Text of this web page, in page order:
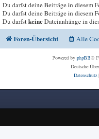
Du darfst deine Beiträge in diesem
Du darfst deine Beiträge in diesem
Du darfstkeineDateianhänge in
Foren-Übersicht Alle
Powered by phpBB®
Deutsche
Datenschutz|